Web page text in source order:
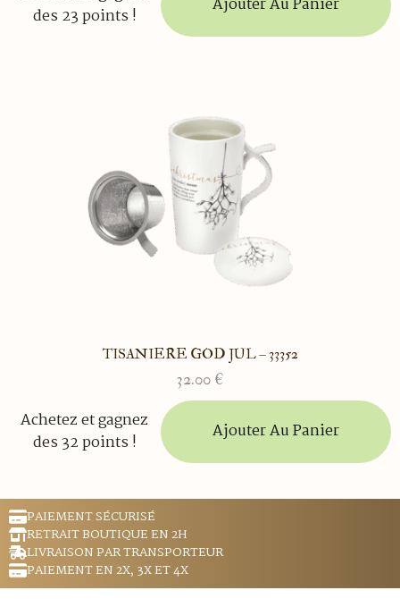
des 23 points !
TISANIERE GOD JUL – 33352
32.00 €
Achetez et gagnez
des 32 points !
Ajouter Au Panier
PAIEMENT SÉCURISÉ
RETRAIT BOUTIQUE EN 2H
LIVRAISON PAR TRANSPORTEUR
PAIEMENT EN 2X, 3X ET 4X